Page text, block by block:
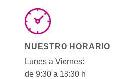
NUESTRO HORARIO
Lunes a Viernes:
de 9:30 a 13:30 h